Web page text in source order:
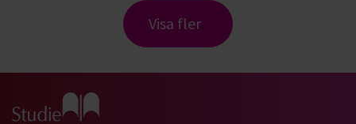
Visa fler
Gå till studiefrämjandets startsida